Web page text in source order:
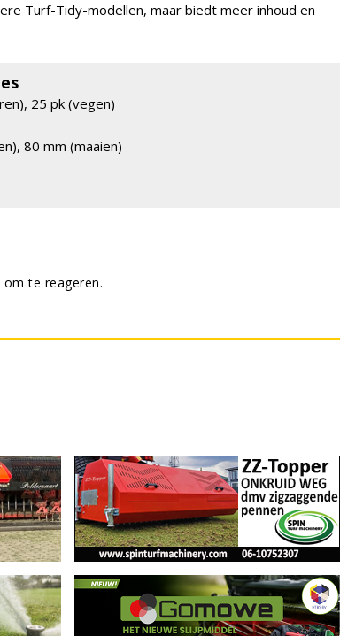
Turf-Tidy-modellen, maar biedt meer inhoud en
25 pk (vegen)
80 mm (maaien)
te reageren.